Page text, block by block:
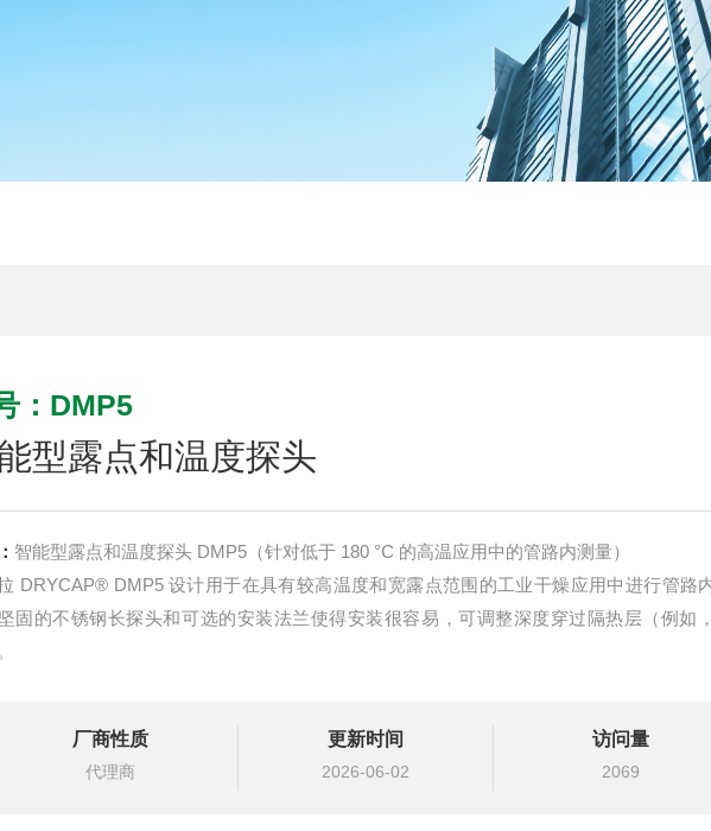
：DMP5
型露点和温度探头
智能型露点和温度探头 DMP5（针对低于 180 °C 的高温应用中的管路内测量）
DRYCAP® DMP5 设计用于在具有较高温度和宽露点范围的工业干燥应用中进行管路
固的不锈钢长探头和可选的安装法兰使得安装很容易，可调整深度穿过隔热层（例如
厂商性质
代理商
更新时间
2026-06-02
访问量
2069